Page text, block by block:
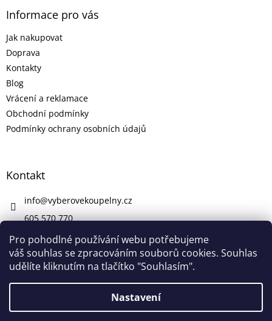
Pro pohodlné používání webu potřebujeme
váš souhlas se zpracováním souborů cookies. Souhlas
udělíte kliknutím na tlačítko "Souhlasím".
Nastavení
Informace pro vás
Jak nakupovat
Doprava
Kontakty
Blog
Vrácení a reklamace
Obchodní podmínky
Podmínky ochrany osobních údajů
Kontakt
info@vyberovekoupelny.cz
605 570 770
https://www.facebook.com/vyberovekoupelny/